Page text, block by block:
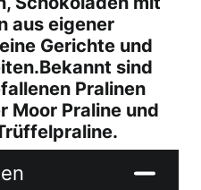
aus eigener
Gerichte und
sind
Pralinen
Moor Praline und